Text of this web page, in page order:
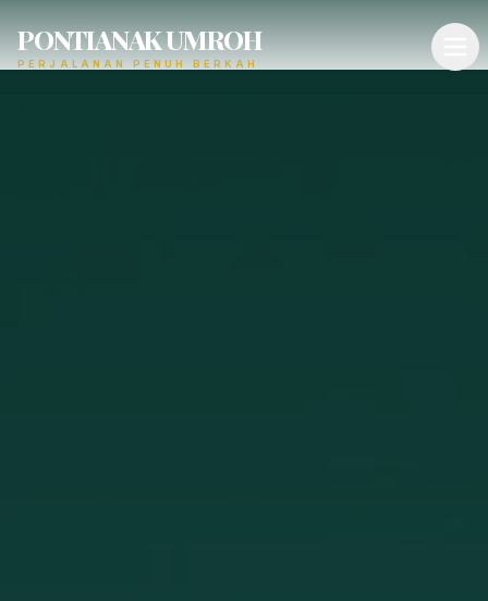
PONTIANAK UMROH
PERJALANAN PENUH BERKAH